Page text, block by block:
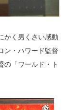
かく男くさい感動
ン・ハワード監督
の「ワールド・ト